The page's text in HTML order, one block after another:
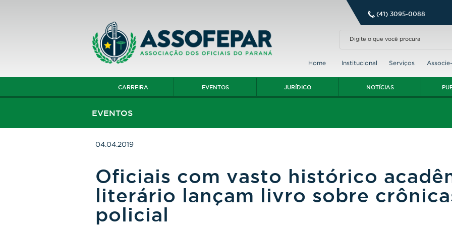
(41) 3095-0088
Home Institucional Serviços
CARREIRA EVENTOS JURÍDICO NOTÍCIAS
EVENTOS
04.04.2019
Oficiais com vasto histórico
literário lançam livro sobre
policial